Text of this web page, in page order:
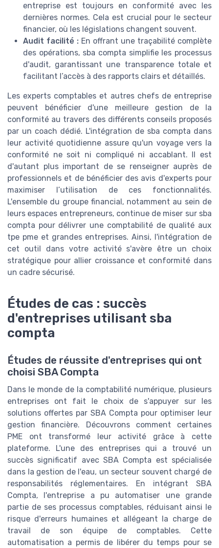
entreprise est toujours en conformité avec les
dernières normes. Cela est crucial pour le secteur
financier, où les législations changent souvent.
Audit facilité : En offrant une traçabilité complète
des opérations, sba compta simplifie les processus
d'audit, garantissant une transparence totale et
facilitant l’accès à des rapports clairs et détaillés.
Les experts comptables et autres chefs de entreprise
peuvent bénéficier d'une meilleure gestion de la
conformité au travers des différents conseils proposés
par un coach dédié. L'intégration de sba compta dans
leur activité quotidienne assure qu'un voyage vers la
conformité ne soit ni compliqué ni accablant. Il est
d'autant plus important de se renseigner auprès de
professionnels et de bénéficier des avis d'experts pour
maximiser l’utilisation de ces fonctionnalités.
L'ensemble du groupe financial, notamment au sein de
leurs espaces entrepreneurs, continue de miser sur sba
compta pour délivrer une comptabilité de qualité aux
tpe pme et grandes entreprises. Ainsi, l'intégration de
cet outil dans votre activité s'avère être un choix
stratégique pour allier croissance et conformité dans
un cadre sécurisé.
Études de cas : succès
d'entreprises utilisant sba
compta
Études de réussite d'entreprises qui ont
choisi SBA Compta
Dans le monde de la comptabilité numérique, plusieurs
entreprises ont fait le choix de s'appuyer sur les
solutions offertes par SBA Compta pour optimiser leur
gestion financière. Découvrons comment certaines
PME ont transformé leur activité grâce à cette
plateforme. L'une des entreprises qui a trouvé un
succès significatif avec SBA Compta est spécialisée
dans la gestion de l'eau, un secteur souvent chargé de
responsabilités réglementaires. En intégrant SBA
Compta, l'entreprise a pu automatiser une grande
partie de ses processus comptables, réduisant ainsi le
risque d'erreurs humaines et allégeant la charge de
travail de son équipe de comptables. Cette
automatisation a permis de libérer du temps pour se